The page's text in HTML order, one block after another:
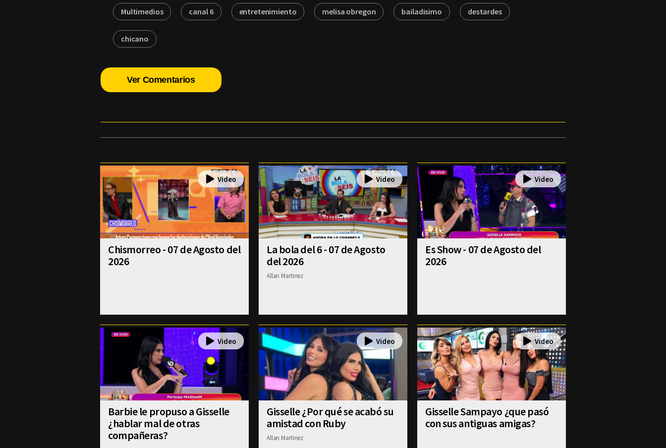
Multimedios canal 6 entretenimiento melisa obregon bailadisimo destardes
chicano
Ver Comentarios
Chismorreo - 07 de Agosto del
2026
La bola del 6 - 07 de Agosto
del 2026
Allan Martinez
Es Show - 07 de Agosto del
2026
Barbie le propuso a Gisselle
¿hablar mal de otras
compañeras?
Gisselle ¿Por qué se acabó su
amistad con Ruby
Allan Martinez
Gisselle Sampayo ¿que pasó
con sus antiguas amigas?